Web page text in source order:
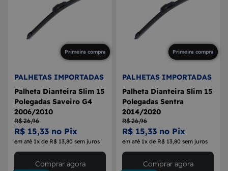
Primeira compra
PALHETAS IMPORTADAS
Palheta Dianteira Slim 15
Polegadas Saveiro G4
2006/2010
R$ 26,96
R$ 15,33 no Pix
em até 1x de R$ 13,80 sem juros
Comprar agora
Primeira compra
PALHETAS IMPORTADAS
Palheta Dianteira Slim 15
Polegadas Sentra
2014/2020
R$ 26,96
R$ 15,33 no Pix
em até 1x de R$ 13,80 sem juros
Comprar agora